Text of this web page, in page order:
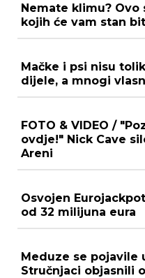
Nemate klimu?
kojih će vam stan
Mačke i psi nisu
dijele, a mnogi
FOTO & VIDEO /
ovdje!" Nick Cave
Areni
Osvojen
od 32 milijuna eura
Meduze se pojavile
Stručnjaci objasnili